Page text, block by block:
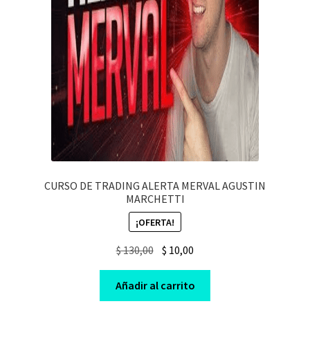
CURSO DE TRADING ALERTA MERVAL AGUSTIN
MARCHETTI
¡OFERTA!
$130,00 Original
price
was:
$ 130,00.
$ 10,00
price
is:
$ 10,00.
Añadir al carrito